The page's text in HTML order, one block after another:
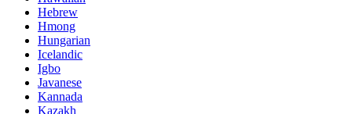
Hebrew
Hmong
Hungarian
Icelandic
Igbo
Javanese
Kannada
Kazakh